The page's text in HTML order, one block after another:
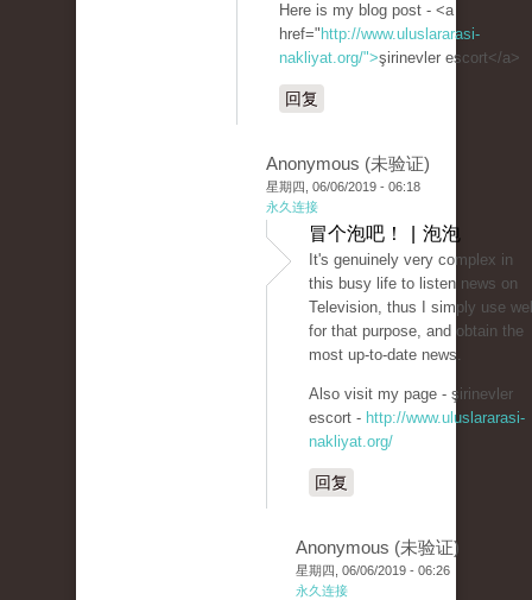
Here is my blog post - <a
href=" http://www.uluslararasi-
nakliyat.org/">şirinevler escort</a>
回复
Anonymous (未验证)
星期四, 06/06/2019 - 06:18
永久连接
冒个泡吧！ | 泡泡
It's genuinely very complex in
this busy life to listen news on
Television, thus I simply use
for that purpose, and obtain the
most up-to-date news.
Also visit my page - şirinevler
escort - http://www.uluslararasi-
nakliyat.org/
回复
Anonymous (未验证)
星期四, 06/06/2019 - 06:26
永久连接